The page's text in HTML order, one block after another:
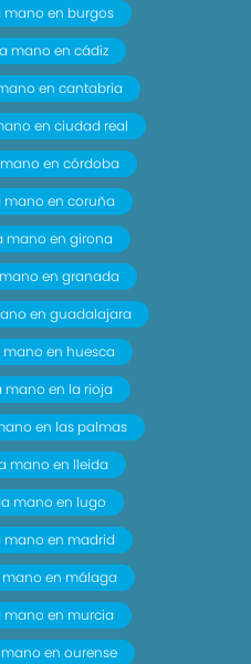
mano en burgos
mano en cádiz
en cantabria
en ciudad real
en córdoba
mano en coruña
mano en girona
en granada
en guadalajara
en huesca
mano en la rioja
en las palmas
mano en lleida
mano en lugo
mano en madrid
en málaga
mano en murcia
en ourense